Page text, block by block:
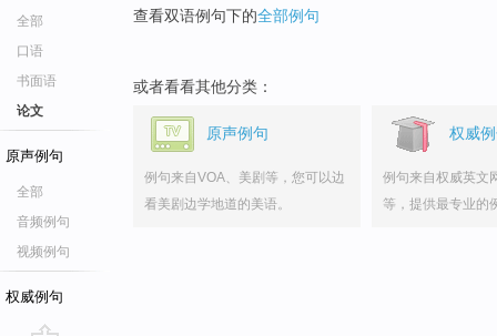
全部
口语
书面语
论文
原声例句
全部
音频例句
视频例句
权威例句
查看双语例句下的全部例句
或者看看其他分类：
原声例句
例句来自VOA、美剧等，您可以边
看美剧边学地道的美语。
权威
例句来自权威英文
等，提供最专业的